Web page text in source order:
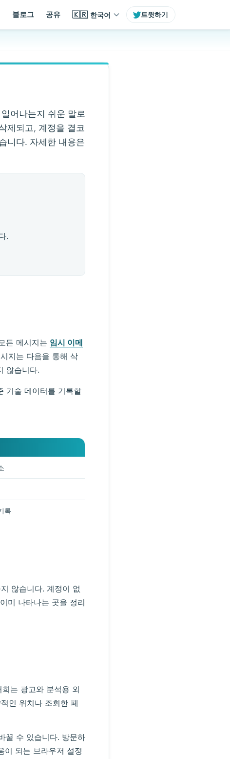
블로그 공유 🇰🇷 한국어 트윗하기
어나는지 쉬운 말로
제되고, 계정을 결코
니다. 자세한 내용은
.
든 메시지는 임시 이메
지는 다음을 통해 삭
않습니다.
기술 데이터를 기록할
록
않습니다. 계정이 없
미 나타나는 곳을 정리
는 광고와 분석용 외
인 위치나 조회한 페
꿀 수 있습니다. 방문하
이 되는 브라우저 설정